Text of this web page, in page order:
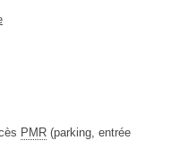
PMR (parking, entrée